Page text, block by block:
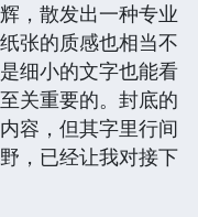
，散发出一种专业
张的质感也相当不
细小的文字也能看
关重要的。封底的
容，但其字里行间
，已经让我对接下